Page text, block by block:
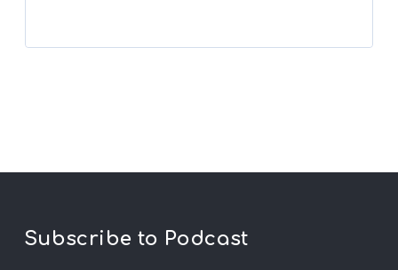
Subscribe to Podcast